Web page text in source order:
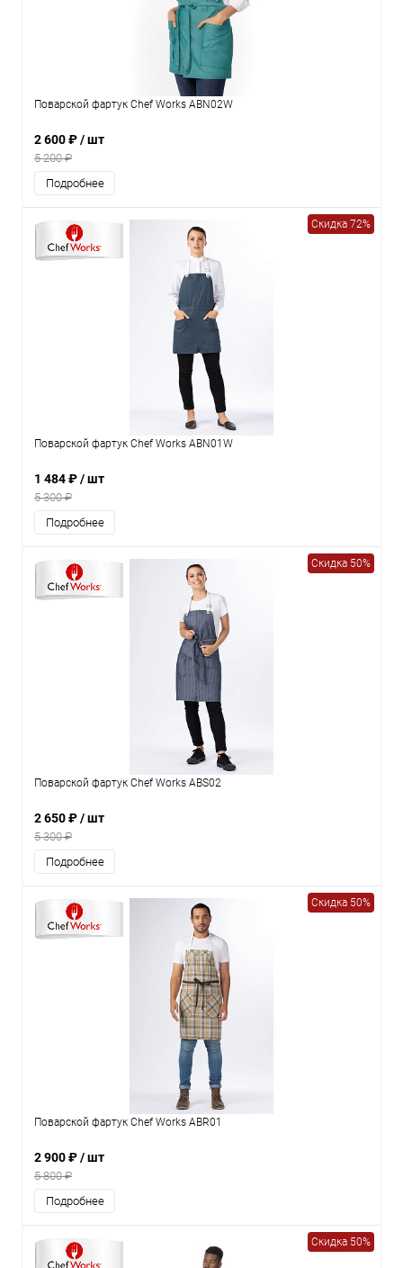
Поварской фартук Chef Works ABN02W
2 600 ₽/ шт
5 200 ₽
Подробнее
Скидка 72%
Поварской фартук Chef Works ABN01W
1 484 ₽/ шт
5 300 ₽
Подробнее
Скидка 50%
Поварской фартук Chef Works ABS02
2 650 ₽/ шт
5 300 ₽
Подробнее
Скидка 50%
Поварской фартук Chef Works ABR01
2 900 ₽/ шт
5 800 ₽
Подробнее
Скидка 50%